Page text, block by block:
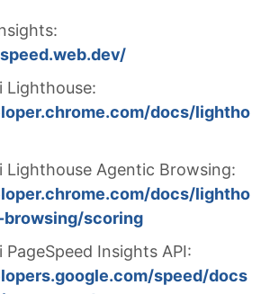
Lighthouse:
docs/lightho
Lighthouse Agentic Browsing:
docs/lightho
scoring
PageSpeed Insights API:
speed/docs